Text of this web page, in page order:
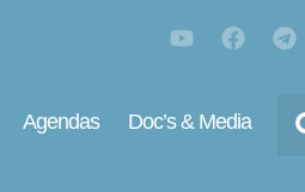
Agendas Doc’s & Media